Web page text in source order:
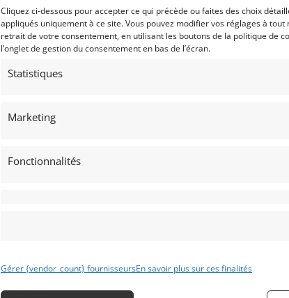
Cliquez ci-dessous pour accepter ce qui précède ou faites des choix
appliqués uniquement à ce site. Vous pouvez modifier vos réglages à tout
retrait de votre consentement, en utilisant les boutons de la politique de
l’onglet de gestion du consentement en bas de l’écran.
Statistiques
Marketing
Fonctionnalités
Gérer {vendor_count} fournisseursEn savoir plus sur ces finalités
1996 PEUGEOT 106 RALLY 1600 «
GPA » (1996)[VENDU]
Nouveau moteur 140Hp et boîte de
vitesse en 2023. Pas de rouille et légale
MCLAREN M4A
[VENDU]